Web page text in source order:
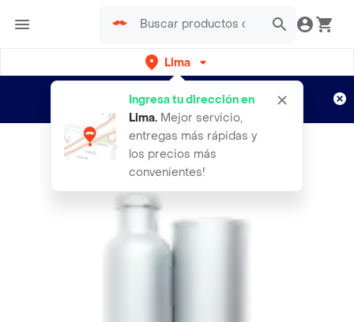
Lima
Ingresa tu dirección en
Lima. Mejor servicio,
entregas más rápidas y
los precios más
convenientes!
envíos gratis por semanas
Aplican TyC